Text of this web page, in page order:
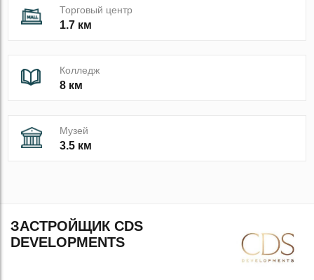
Торговый центр
1.7 км
Колледж
8 км
Музей
3.5 км
ЗАСТРОЙЩИК CDS
DEVELOPMENTS